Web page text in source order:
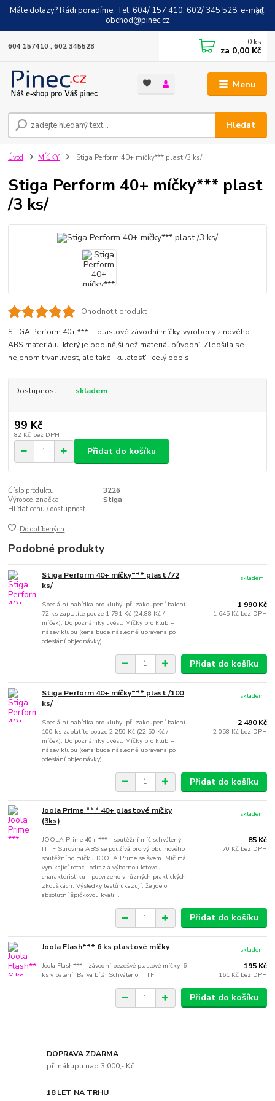
Máte dotazy? Rádi poradíme. Tel. 604/ 157 410, 602/ 345 528. e-mail:
obchod@pinec.cz
Menu
Hledat
604 157410 , 602 345528 0 ks
za 0,00 Kč
Úvod MÍČKY Stiga Perform 40+ míčky*** plast /3 ks/
Stiga Perform 40+ míčky*** plast
/3 ks/
Ohodnotit produkt
STIGA Perform 40+ *** - plastové závodní míčky, vyrobeny z nového
ABS materiálu, který je odolnější než materiál původní. Zlepšila se
nejenom trvanlivost, ale také "kulatost". celý popis
Dostupnost skladem
99 Kč
82 Kč bez DPH
Přidat do košíku
Číslo produktu:
3226
Výrobce-značka:
Stiga
Hlídat cenu / dostupnost
Do oblíbených
Podobné produkty
Stiga Perform 40+ míčky*** plast /72
ks/
Speciální nabídka pro kluby: při zakoupení balení
72 ks zaplatíte pouze 1.791 Kč (24,88 Kč /
míček). Do poznámky uvést: Míčky pro klub +
název klubu (cena bude následně upravena po
odeslání objednávky)
1 990 Kč
1 645 Kč bez DPH
skladem
Přidat do košíku
Stiga Perform 40+ míčky*** plast /100
ks/
Speciální nabídka pro kluby: při zakoupení balení
100 ks zaplatíte pouze 2.250 Kč (22,50 Kč /
míček). Do poznámky uvést: Míčky pro klub +
název klubu (cena bude následně upravena po
odeslání objednávky)
2 490 Kč
2 058 Kč bez DPH
skladem
Přidat do košíku
Joola Prime *** 40+ plastové míčky
(3ks)
JOOLA Prime 40+ *** - soutěžní míč schválený
ITTF Surovina ABS se používá pro výrobu nového
soutěžního míčku JOOLA Prime se švem. Míč má
vynikající rotaci, odraz a výbornou letovou
charakteristiku - potvrzeno v různých praktických
zkouškách. Výsledky testů ukazují, že jde o
absolutní špičkovou kvali...
85 Kč
70 Kč bez DPH
skladem
Přidat do košíku
Joola Flash*** 6 ks plastové míčky
Joola Flash*** - závodní bezešvé plastové míčky. 6
ks v balení. Barva bílá. Schváleno ITTF
195 Kč
161 Kč bez DPH
skladem
Přidat do košíku
DOPRAVA ZDARMA
při nákupu nad 3.000,- Kč
18 LET NA TRHU